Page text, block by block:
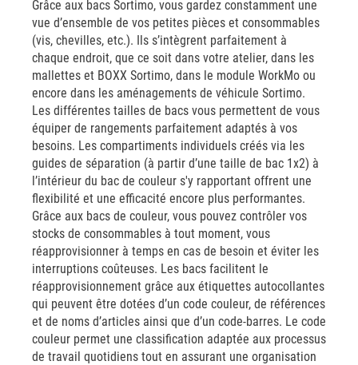
Grâce aux bacs Sortimo, vous gardez constamment une
vue d’ensemble de vos petites pièces et consommables
(vis, chevilles, etc.). Ils s’intègrent parfaitement à
chaque endroit, que ce soit dans votre atelier, dans les
mallettes et BOXX Sortimo, dans le module WorkMo ou
encore dans les aménagements de véhicule Sortimo.
Les différentes tailles de bacs vous permettent de vous
équiper de rangements parfaitement adaptés à vos
besoins. Les compartiments individuels créés via les
guides de séparation (à partir d’une taille de bac 1x2) à
l’intérieur du bac de couleur s'y rapportant offrent une
flexibilité et une efficacité encore plus performantes.
Grâce aux bacs de couleur, vous pouvez contrôler vos
stocks de consommables à tout moment, vous
réapprovisionner à temps en cas de besoin et éviter les
interruptions coûteuses. Les bacs facilitent le
réapprovisionnement grâce aux étiquettes autocollantes
qui peuvent être dotées d’un code couleur, de références
et de noms d’articles ainsi que d’un code-barres. Le code
couleur permet une classification adaptée aux processus
de travail quotidiens tout en assurant une organisation